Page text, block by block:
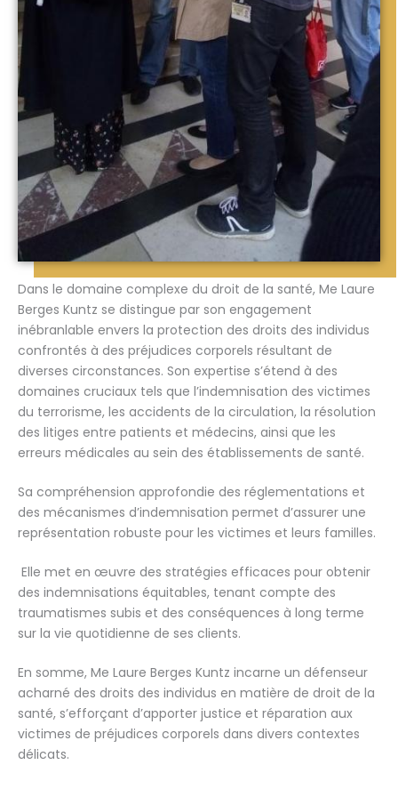
Dans le domaine complexe du droit de la santé, Me Laure
Berges Kuntz se distingue par son engagement
inébranlable envers la protection des droits des individus
confrontés à des préjudices corporels résultant de
diverses circonstances. Son expertise s’étend à des
domaines cruciaux tels que l’indemnisation des victimes
du terrorisme, les accidents de la circulation, la résolution
des litiges entre patients et médecins, ainsi que les
erreurs médicales au sein des établissements de santé.
Sa compréhension approfondie des réglementations et
des mécanismes d’indemnisation permet d’assurer une
représentation robuste pour les victimes et leurs familles.
Elle met en œuvre des stratégies efficaces pour obtenir
des indemnisations équitables, tenant compte des
traumatismes subis et des conséquences à long terme
sur la vie quotidienne de ses clients.
En somme, Me Laure Berges Kuntz incarne un défenseur
acharné des droits des individus en matière de droit de la
santé, s’efforçant d’apporter justice et réparation aux
victimes de préjudices corporels dans divers contextes
délicats.